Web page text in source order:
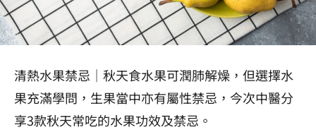
清熱水果禁忌｜秋天食水果可潤肺解燥，但選擇水
果充滿學問，生果當中亦有屬性禁忌，今次中醫分
享3款秋天常吃的水果功效及禁忌。